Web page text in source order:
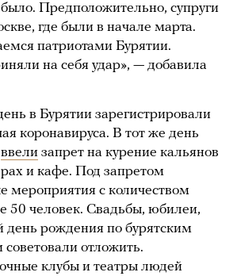
Предположительно, супруги
где были в начале марта.
патриотами Бурятии.
на себя удар», — добавила
в Бурятии зарегистрировали
коронавируса. В тот же день
ввели запрет на курение кальянов
и кафе. Под запретом
мероприятия с количеством
50 человек. Свадьбы, юбилеи,
рождения по бурятским
отложить.
клубы и театры людей